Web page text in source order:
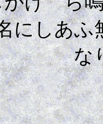
にしあふ
な